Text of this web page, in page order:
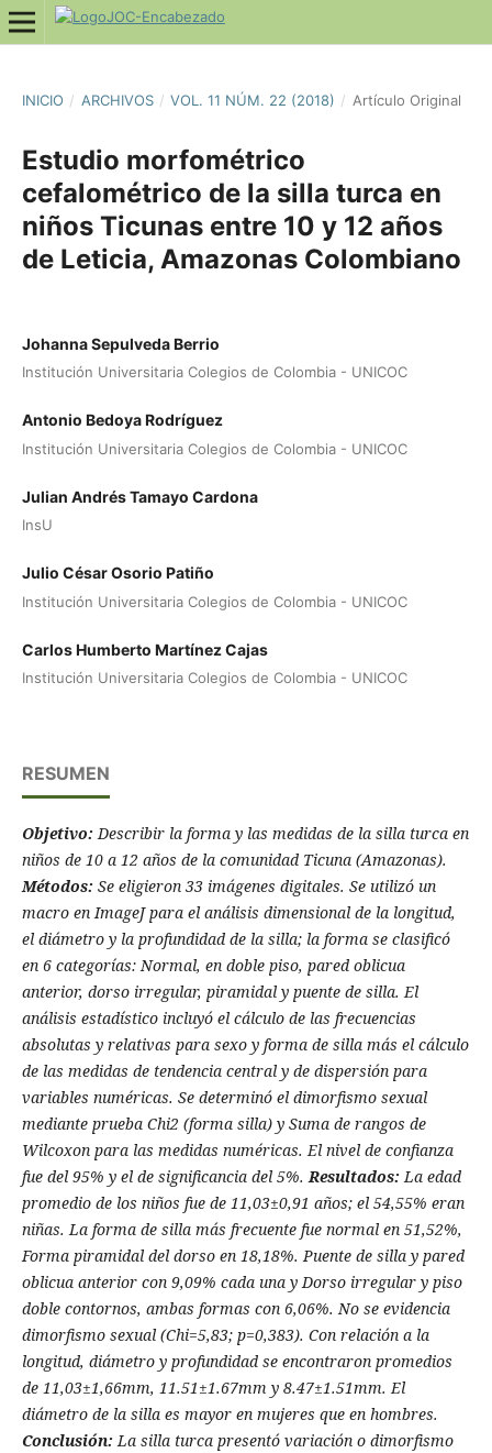
INICIO / ARCHIVOS / VOL. 11 NÚM. 22 (2018) / Artí­culo Original
Estudio morfométrico
cefalométrico de la silla turca en
niños Ticunas entre 10 y 12 años
de Leticia, Amazonas Colombiano
Johanna Sepulveda Berrio
Institución Universitaria Colegios de Colombia - UNICOC
Antonio Bedoya Rodríguez
Institución Universitaria Colegios de Colombia - UNICOC
Julian Andrés Tamayo Cardona
InsU
Julio César Osorio Patiño
Institución Universitaria Colegios de Colombia - UNICOC
Carlos Humberto Martínez Cajas
Institución Universitaria Colegios de Colombia - UNICOC
RESUMEN
Objetivo: Describir la forma y las medidas de la silla turca en
niños de 10 a 12 años de la comunidad Ticuna (Amazonas).
Métodos: Se eligieron 33 imágenes digitales. Se utilizó un
macro en ImageJ para el análisis dimensional de la longitud,
el diámetro y la profundidad de la silla; la forma se clasificó
en 6 categorí­as: Normal, en doble piso, pared oblicua
anterior, dorso irregular, piramidal y puente de silla. El
análisis estadí­stico incluyó el cálculo de las frecuencias
absolutas y relativas para sexo y forma de silla más el cálculo
de las medidas de tendencia central y de dispersión para
variables numéricas. Se determinó el dimorfismo sexual
mediante prueba Chi2 (forma silla) y Suma de rangos de
Wilcoxon para las medidas numéricas. El nivel de confianza
fue del 95% y el de significancia del 5%.Resultados: La edad
promedio de los niños fue de 11,03±0,91 años; el 54,55% eran
niñas. La forma de silla más frecuente fue normal en 51,52%,
Forma piramidal del dorso en 18,18%. Puente de silla y pared
oblicua anterior con 9,09% cada una y Dorso irregular y piso
doble contornos, ambas formas con 6,06%. No se evidencia
dimorfismo sexual (Chi=5,83; p=0,383). Con relación a la
longitud, diámetro y profundidad se encontraron promedios
de 11,03±1,66mm, 11.51±1.67mm y 8.47±1.51mm. El
diámetro de la silla es mayor en mujeres que en hombres.
Conclusión: La silla turca presentó variación o dimorfismo